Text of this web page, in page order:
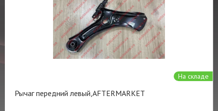
На складе
Рычаг передний левый,AFTERMARKET